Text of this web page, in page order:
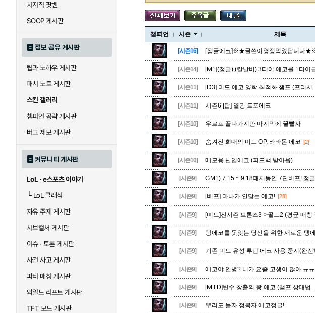
치지직 팟벤
SOOP 게시판
정보 공유 게시판
팁과 노하우 게시판
패치 노트 게시판
스킨 갤러리
챔피언 공략 게시판
버그 제보 게시판
커뮤니티 게시판
LoL · e스포츠 이야기
└LoL 클래식
자유 주제 게시판
서브컬처 게시판
이슈 · 토론 게시판
사건 사고 게시판
파티 매칭 게시판
와일드 리프트 게시판
TFT 모드 게시판
바이 베이가 베인 벡스 벨베스
블라디미르 블리츠크랭크 비에고 빅토르 뽀삐
세라핀 세주아니 세트 소나
시비르 신 짜오 신드라 신지드 쓰레쉬
아칼리
에코 엘리스 오공 오로라 오른
우르곳 워윅 유나라 유미 이렐리아
자이라
챔피언 시즌 제목
[시즌16] [정글에코]※★글쓴이영정먹었답니다
[시즌14] [M1](정글),(칼날비) 3티어 에코를 1티어
[시즌11] [D3] 미드 에코 양학 최적화 챔프 (프리시..
[시즌11] 시즌6 [탑] 열광 트포에코
[시즌10] 우르프 끝나가지만 마지막에 꿀빨자
[시즌10] 숨겨진 희대의 미드 OP, 라바돈 에코 [2]
[시즌10] 메모용 난입에코 (피드백 받아욥)
[시즌9] GM1) 7.15 ~ 9.18패치동안 7단버프! 정
[시즌9]
[버프] 마나가 안닳는 에코! [28]
[시즌9]
[미드]전시즌 브론즈3->골드2 (평균 매칭
[시즌9] 탱에코를 못잊는 당신을 위한 새로운 탱
[시즌9] 기존 미드 유성 루덴 에코 사용 중지(완전
[시즌9] 에코야 안녕? 니가 요즘 고생이 많아 ㅠㅠ
[시즌9] [M.I.D]변수 창출의 왕 에코 (챔프 상대법 ..
[시즌9] 우리도 들자 정복자 에코정글!